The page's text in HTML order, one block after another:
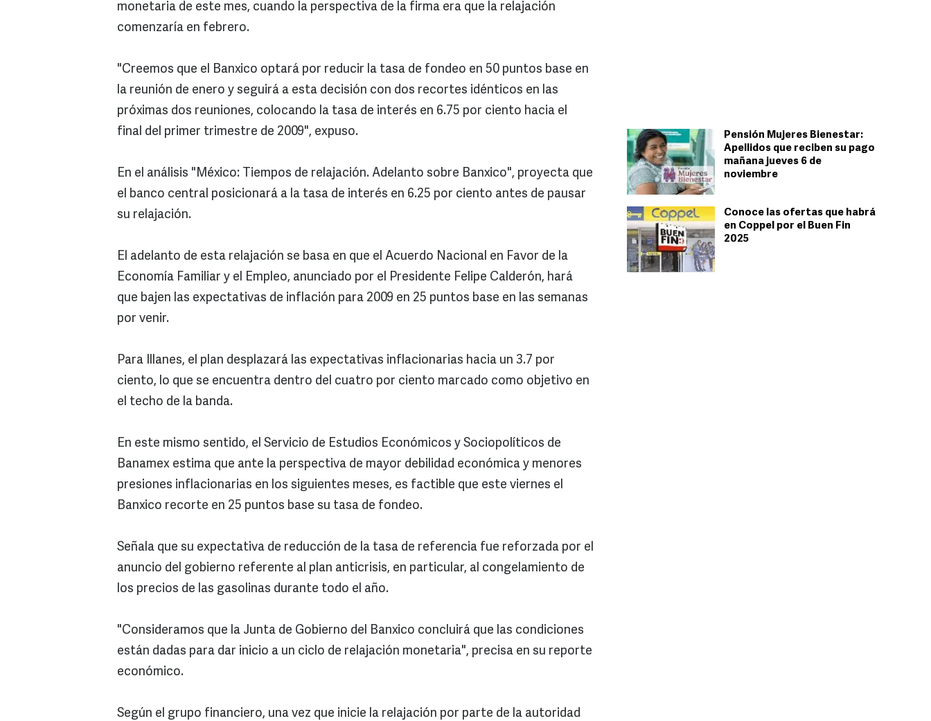
Pensión Mujeres Bienestar:
Apellidos que reciben su pago
mañana jueves 6 de
noviembre
Conoce las ofertas que habrá
en Coppel por el Buen Fin
2025
monetaria de este mes, cuando la perspectiva de la firma era que la relajación
comenzaría en febrero.
"Creemos que el Banxico optará por reducir la tasa de fondeo en 50 puntos base en
la reunión de enero y seguirá a esta decisión con dos recortes idénticos en las
próximas dos reuniones, colocando la tasa de interés en 6.75 por ciento hacia el
final del primer trimestre de 2009", expuso.
En el análisis "México: Tiempos de relajación. Adelanto sobre Banxico", proyecta que
el banco central posicionará a la tasa de interés en 6.25 por ciento antes de pausar
su relajación.
El adelanto de esta relajación se basa en que el Acuerdo Nacional en Favor de la
Economía Familiar y el Empleo, anunciado por el Presidente Felipe Calderón, hará
que bajen las expectativas de inflación para 2009 en 25 puntos base en las semanas
por venir.
Para Illanes, el plan desplazará las expectativas inflacionarias hacia un 3.7 por
ciento, lo que se encuentra dentro del cuatro por ciento marcado como objetivo en
el techo de la banda.
En este mismo sentido, el Servicio de Estudios Económicos y Sociopolíticos de
Banamex estima que ante la perspectiva de mayor debilidad económica y menores
presiones inflacionarias en los siguientes meses, es factible que este viernes el
Banxico recorte en 25 puntos base su tasa de fondeo.
Señala que su expectativa de reducción de la tasa de referencia fue reforzada por el
anuncio del gobierno referente al plan anticrisis, en particular, al congelamiento de
los precios de las gasolinas durante todo el año.
"Consideramos que la Junta de Gobierno del Banxico concluirá que las condiciones
están dadas para dar inicio a un ciclo de relajación monetaria", precisa en su reporte
económico.
Según el grupo financiero, una vez que inicie la relajación por parte de la autoridad